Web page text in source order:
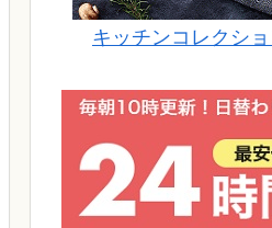
キッチンコレクシ